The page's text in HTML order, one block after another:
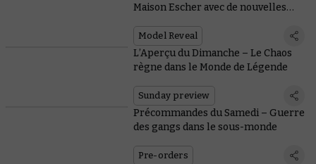
Maison Escher avec de nouvelles
Model Reveal
L’Aperçu du Dimanche – Le Chaos
règne dans le Monde de Légende
Sunday preview
Précommandes du Samedi – Guerre
des gangs dans le sous-monde
Pre-orders